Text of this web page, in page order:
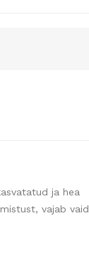
ja hea
vajab vaid